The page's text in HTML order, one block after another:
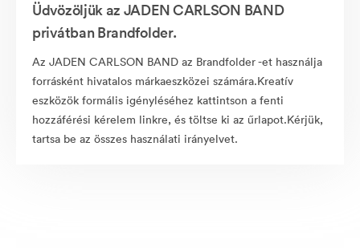
Üdvözöljük az JADEN CARLSON BAND
privátban Brandfolder.
Az JADEN CARLSON BAND az Brandfolder -et használja
forrásként hivatalos márkaeszközei számára.Kreatív
eszközök formális igényléséhez kattintson a fenti
hozzáférési kérelem linkre, és töltse ki az űrlapot.Kérjük,
tartsa be az összes használati irányelvet.